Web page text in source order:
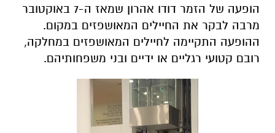
הופעה של הזמר דודו אהרון שמאז ה-7 באוקטובר
מרבה לבקר את החיילים המאושפזים במקום.
ההופעה התקיימה לחיילים המאושפזים במחלקה,
רובם קטועי רגליים או ידיים ובני משפחותיהם.